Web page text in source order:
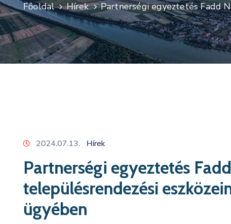
Főoldal Hírek Partnerségi egyeztetés Fadd
2024.07.13. Hírek
Partnerségi egyeztetés
településrendezési
ügyében